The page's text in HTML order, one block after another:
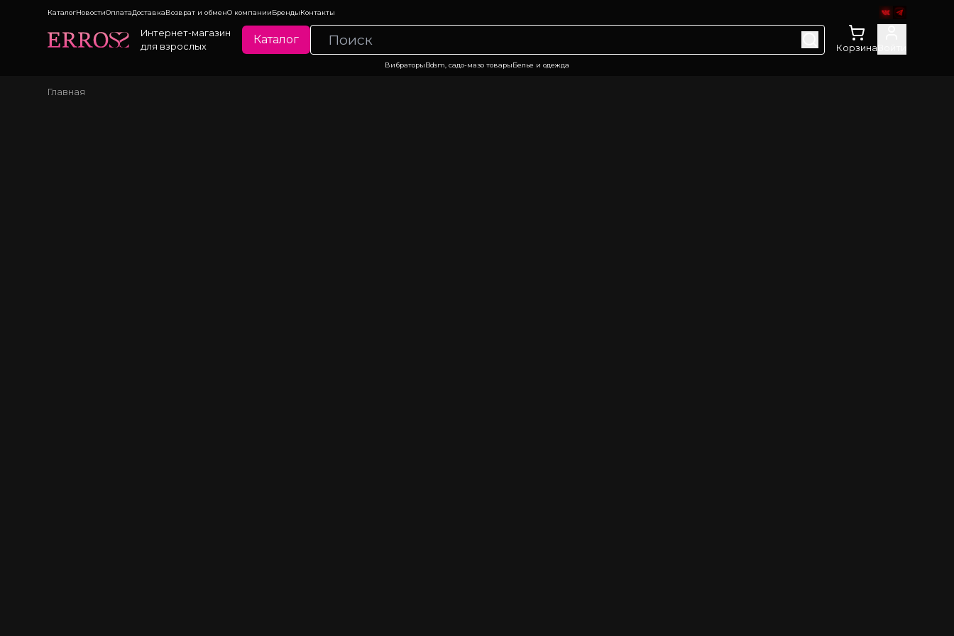
КаталогНовостиОплатаДоставкаВозврат и обменО компанииБрендыКонтакты
Интернет-магазин
для взрослых
Каталог
Корзина
ВибраторыBdsm, садо-мазо товарыБелье и одежда
Главная